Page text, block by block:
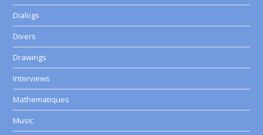
Dialogs
Divers
Drawings
Interviews
Mathematiques
Music